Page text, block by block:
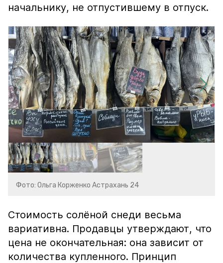
начальнику, не отпустившему в отпуск.
Фото: Ольга Корженко Астрахань 24
Стоимость солёной снеди весьма
вариативна. Продавцы утверждают, что
цена не окончательная: она зависит от
количества купленного. Принцип